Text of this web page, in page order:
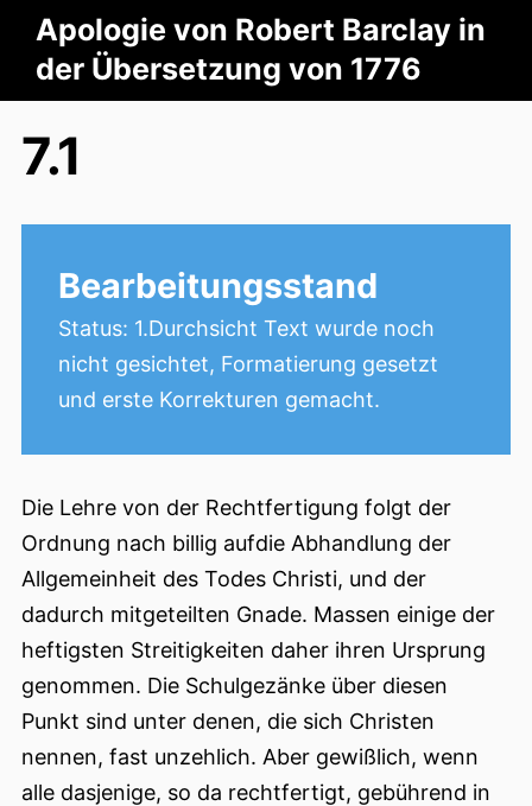
Apologie von Robert Barclay in
der Übersetzung von 1776
7.1
Bearbeitungsstand
Status: 1.Durchsicht Text wurde noch
nicht gesichtet, Formatierung gesetzt
und erste Korrekturen gemacht.
Die Lehre von der Rechtfertigung folgt der
Ordnung nach billig aufdie Abhandlung der
Allgemeinheit des Todes Christi, und der
dadurch mitgeteilten Gnade. Massen einige der
heftigsten Streitigkeiten daher ihren Ursprung
genommen. Die Schulgezänke über diesen
Punkt sind unter denen, die sich Christen
nennen, fast unzehlich. Aber gewißlich, wenn
alle dasjenige, so da rechtfertigt, gebührend in